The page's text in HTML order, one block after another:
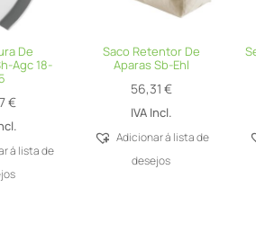
De
Agc 18-
€
á lista de
Saco Retentor De
Aparas Sb-Ehl
56,31 €
IVA Incl.
Adicionar á lista de
desejos